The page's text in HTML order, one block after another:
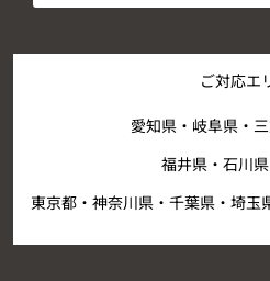
ご対応エ
愛知県・岐阜県・
福井県・石川
東京都・神奈川県・千葉県・埼